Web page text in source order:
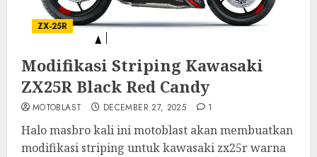
ZX-25R
Modifikasi Striping Kawasaki
ZX25R Black Red Candy
MOTOBLAST DECEMBER 27, 2025 1
Halo masbro kali ini motoblast akan membuatkan
modifikasi striping untuk kawasaki zx25r warna